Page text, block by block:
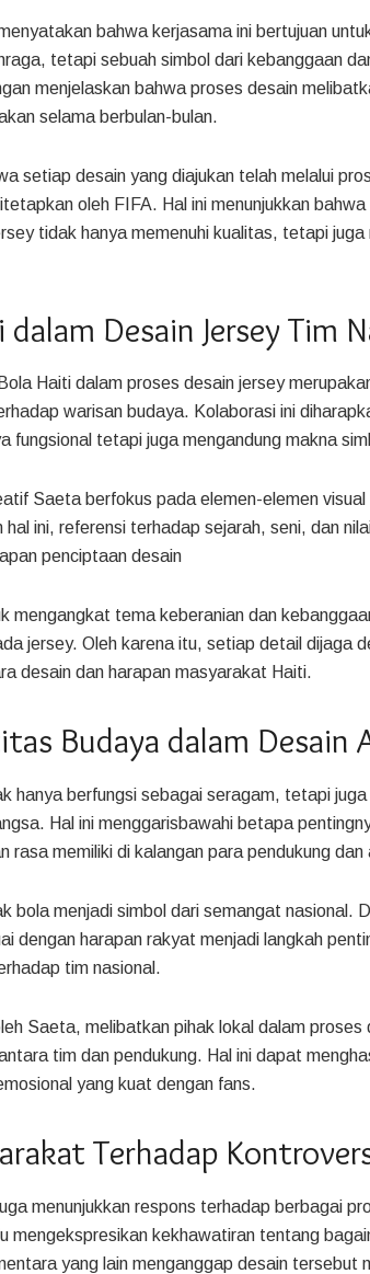
bahwa kerjasama ini bertujuan
tetapi sebuah simbol dari kebanggaan
menjelaskan bahwa proses desain
selama berbulan-bulan.
setiap desain yang diajukan telah melalui
oleh FIFA. Hal ini menunjukkan
tidak hanya memenuhi kualitas, tetapi
dalam Desain Jersey Tim
Haiti dalam proses desain jersey
warisan budaya. Kolaborasi ini
fungsional tetapi juga mengandung makna
Saeta berfokus pada elemen-elemen visual
ini, referensi terhadap sejarah, seni, dan
penciptaan desain
mengangkat tema keberanian dan
jersey. Oleh karena itu, setiap detail dijaga
desain dan harapan masyarakat Haiti.
Budaya dalam Desain
hanya berfungsi sebagai seragam, tetapi
Hal ini menggarisbawahi betapa
rasa memiliki di kalangan para pendukung
bola menjadi simbol dari semangat nasional.
dengan harapan rakyat menjadi langkah
tim nasional.
Saeta, melibatkan pihak lokal dalam proses
tim dan pendukung. Hal ini dapat
yang kuat dengan fans.
Terhadap
menunjukkan respons terhadap berbagai
mengekspresikan kekhawatiran tentang
yang lain menganggap desain tersebut